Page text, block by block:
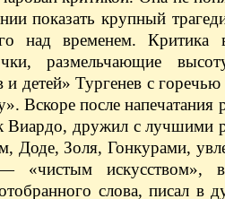
показать крупный
над временем. Критика
размельчающие
детей» Тургенев с горечью
Вскоре после напечатания
Виардо, дружил с лучшими
Золя, Гонкурами,
«чистым искусством»,
слова, писал в